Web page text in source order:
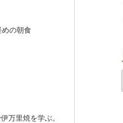
の朝食
万里焼を学ぶ。